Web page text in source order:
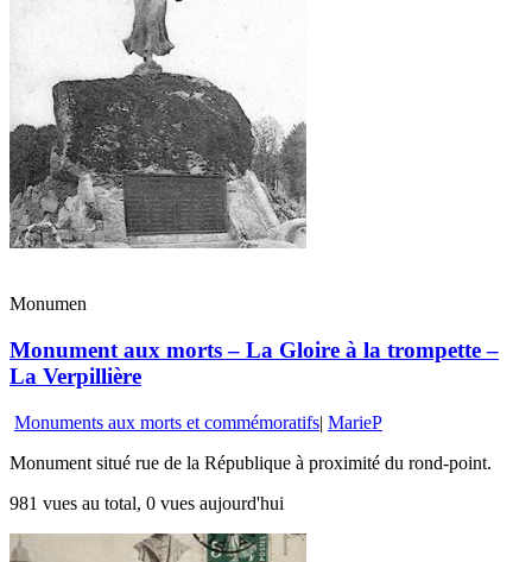
Monumen
Monument aux morts – La Gloire à la trompette –
La Verpillière
Monuments aux morts et commémoratifs| MarieP
Monument situé rue de la République à proximité du rond-point.
981 vues au total, 0 vues aujourd'hui